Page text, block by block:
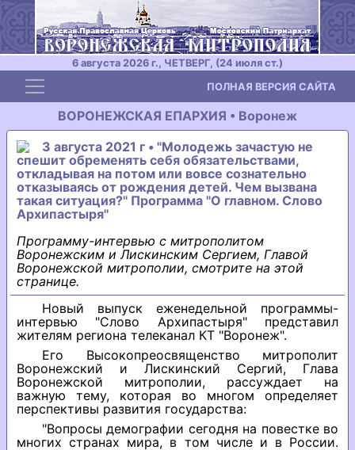
6 августа 2026 г., ЧЕТВЕРГ, (24 июля ст.)
Toggle navigation ПОЛНАЯ ВЕРСИЯ САЙТА
ВОРОНЕЖСКАЯ ЕПАРХИЯ • Воронеж
3 августа 2021 г • "Молодежь зачастую не
спешит обременять себя обязательствами,
откладывая на потом или вовсе сознательно
отказываясь от рождения детей. Чем вызвана
такая ситуация?" Программа "О главном. Слово
Архипастыря"
Программу-интервью с митрополитом
Воронежским и Лискинским Сергием, Главой
Воронежской митрополии, смотрите на этой
странице.
Новый выпуск еженедельной программы-
интервью "Слово Архипастыря" представил
жителям региона телеканал КТ "Воронеж".
Его Высокопреосвященство митрополит
Воронежский и Лискинский Сергий, Глава
Воронежской митрополии, рассуждает на
важную тему, которая во многом определяет
перспективы развития государства:
"Вопросы демографии сегодня на повестке во
многих странах мира, в том числе и в России.